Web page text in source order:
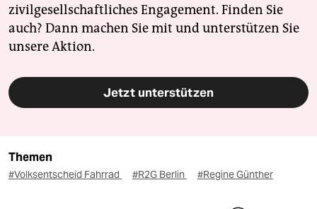
zivilgesellschaftliches Engagement. Finden Sie
auch? Dann machen Sie mit und unterstützen Sie
unsere Aktion.
Jetzt unterstützen
Themen
#Volksentscheid Fahrrad #R2G Berlin #Regine Günther